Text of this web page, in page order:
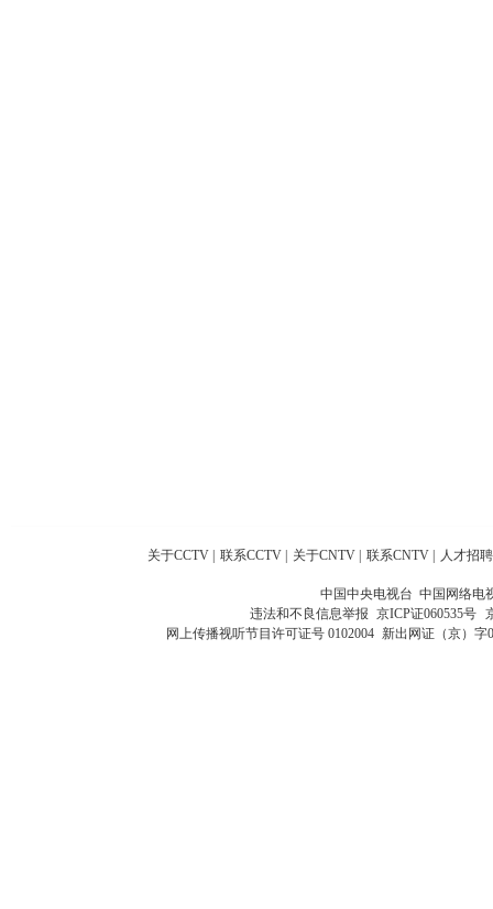
关于CCTV 联系CCTV 关于CNTV 联系CNTV 人才招聘
中国中央电视台 中国网络电
违法和不良信息举报 京ICP证060535号
网上传播视听节目许可证号 0102004 新出网证（京）